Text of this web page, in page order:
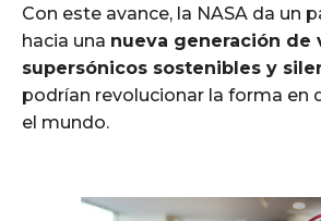
Con este avance, la NASA da un
hacia una nueva generación de
supersónicos sostenibles y
podrían revolucionar la forma en
el mundo.